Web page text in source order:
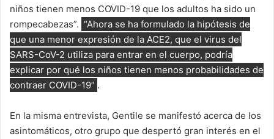
niños tienen menos COVID-19 que los adultos ha sido un
rompecabezas”. “Ahora se ha formulado la hipótesis de
que una menor expresión de la ACE2, que el virus del
SARS-CoV-2 utiliza para entrar en el cuerpo, podría
explicar por qué los niños tienen menos probabilidades de
contraer COVID-19” .
En la misma entrevista, Gentile se manifestó acerca de los
asintomáticos, otro grupo que despertó gran interés en el